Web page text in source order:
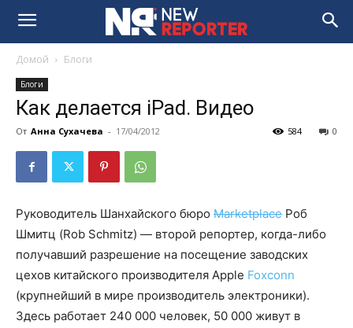
Домой Блоги
Блоги
Как делается iPad. Видео
От Анна Сухачева - 17/04/2012 0
584
Руководитель Шанхайского бюро Marketplace Роб
Шмитц (Rob Schmitz) — второй репортер, когда-либо
получавший разрешение на посещение заводских
цехов китайского производителя Apple Foxconn
(крупнейший в мире производитель электроники).
Здесь работает 240 000 человек, 50 000 живут в